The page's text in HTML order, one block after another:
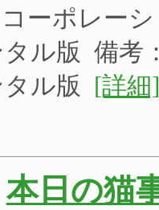
ーポレー
タル版 備考
ル版 [詳細]
本日の猫